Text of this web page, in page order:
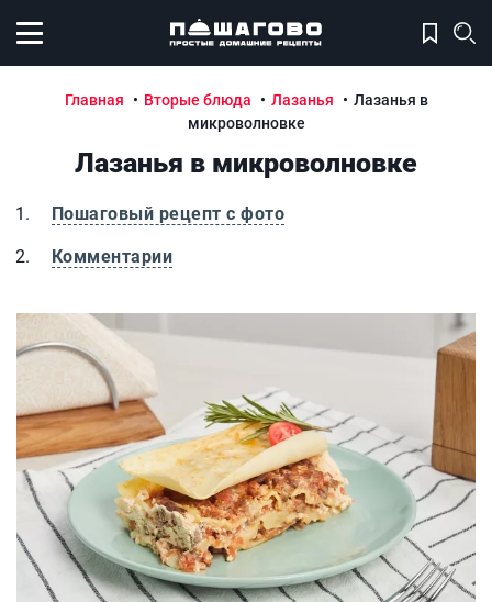
Открыть меню
Главная Вторые блюда Лазанья
Лазанья в
микроволновке
Лазанья в микроволновке
Пошаговый рецепт с фото
Комментарии
Лазанья в микроволновке